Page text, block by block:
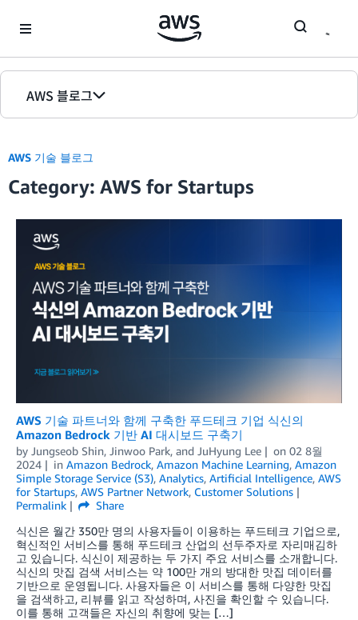
AWS 블로그
홈
에디션
AWS 기술 블로그
Category: AWS for Startups
AWS 기술 파트너와 함께 구축한 푸드테크 기업 식신의
Amazon Bedrock 기반 AI 대시보드 구축기
by Jungseob Shin, Jinwoo Park, and JuHyung Lee on 02 8월
2024
in Amazon Bedrock, Amazon Machine Learning, Amazon
Simple Storage Service (S3), Analytics, Artificial Intelligence, AWS
for Startups, AWS Partner Network, Customer Solutions
Permalink
Share
식신은 월간 350만 명의 사용자들이 이용하는 푸드테크 기업으로,
혁신적인 서비스를 통해 푸드테크 산업의 선두주자로 자리매김하
고 있습니다. 식신이 제공하는 두 가지 주요 서비스를 소개합니다.
식신의 맛집 검색 서비스는 약 100만 개의 방대한 맛집 데이터를
기반으로 운영됩니다. 사용자들은 이 서비스를 통해 다양한 맛집
을 검색하고, 리뷰를 읽고 작성하며, 사진을 확인할 수 있습니다.
이를 통해 고객들은 자신의 취향에 맞는 […]